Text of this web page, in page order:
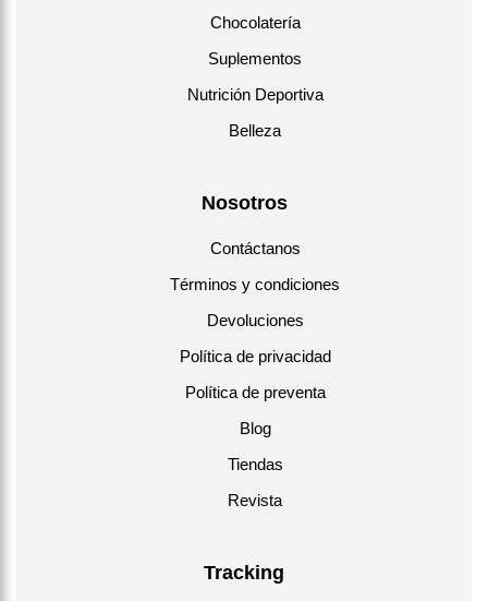
Chocolatería
Suplementos
Nutrición Deportiva
Belleza
Nosotros
Contáctanos
Términos y condiciones
Devoluciones
Política de privacidad
Política de preventa
Blog
Tiendas
Revista
Tracking